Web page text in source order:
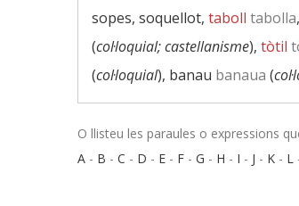
sopes, soquellot, taboll tabolla,
(col·loquial; castellanisme), tòtil
(col·loquial), banau banaua (
O llisteu les paraules o expressions
A - B - C - D - E - F - G - H - I - J - K - L